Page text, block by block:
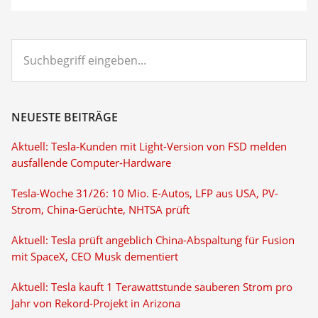
eingeben...
NEUESTE BEITRÄGE
Aktuell: Tesla-Kunden mit Light-Version von FSD melden
ausfallende Computer-Hardware
Tesla-Woche 31/26: 10 Mio. E-Autos, LFP aus USA, PV-
Strom, China-Gerüchte, NHTSA prüft
Aktuell: Tesla prüft angeblich China-Abspaltung für Fusion
mit SpaceX, CEO Musk dementiert
Aktuell: Tesla kauft 1 Terawattstunde sauberen Strom pro
Jahr von Rekord-Projekt in Arizona